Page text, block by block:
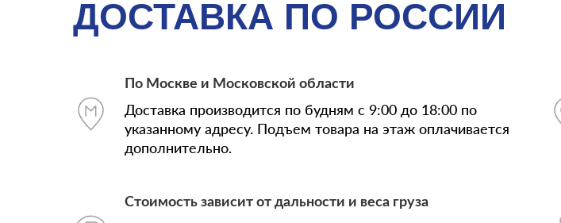
ДОСТАВКА ПО РОССИИ
По Москве и Московской области
Доставка производится по будням с 9:00 до 18:00 по
указанному адресу. Подъем товара на этаж оплачивается
дополнительно.
Стоимость зависит от дальности и веса груза